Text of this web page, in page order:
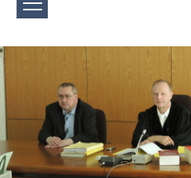
Entscheidungen